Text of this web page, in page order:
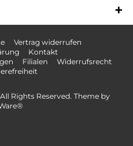
Vertrag widerrufen
Kontakt
Filialen
Widerrufsrecht
Rights Reserved. Theme by